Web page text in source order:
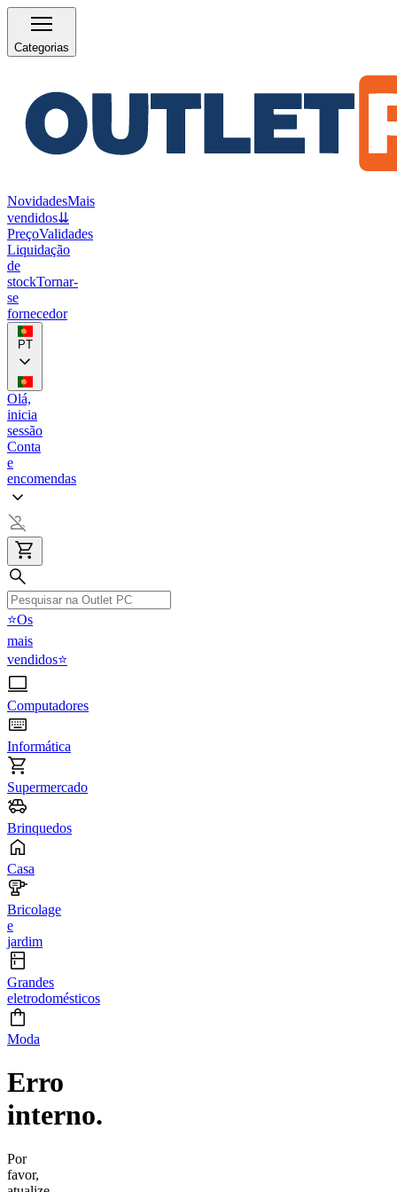
Categorias
NovidadesMais
vendidos⇊
PreçoValidades
Liquidação
de
stockTornar-
se
fornecedor
PT
Olá,
inicia
sessão
Conta
e
encomendas
⭐Os
mais
vendidos⭐
Computadores
Informática
Supermercado
Brinquedos
Casa
Bricolage
e
jardim
Grandes
eletrodomésticos
Moda
Erro
interno.
Por
favor,